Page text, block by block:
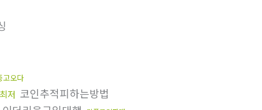
고오다
저 코인추적피하는방법